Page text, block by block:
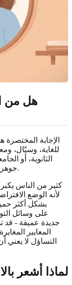
هل من
الإجابة
للغاية، وسيّال،
الثانوية، أو
جوهر ميولك هو علامة فارقة طبيعية تماماً في النمو.
كثير من الناس
لأنه الوضع
بشكل أكثر
جديدة عميقة - قد
المعايير
التساؤل لا يعني
لماذا أشعر